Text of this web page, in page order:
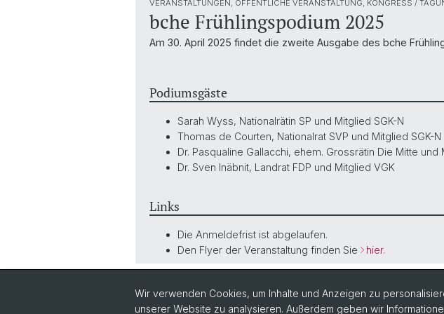
VERANSTALTUNGEN, ÖFFENTLICHE VERANSTALTUNG, KONGRESS /
bche Frühlingspodium 2025
Am 30. April 2025 findet die zweite Ausgabe des bche
Podiumsgäste
Sarah Wyss, Nationalrätin SP und Mitglied SGK-N
Thomas de Courten, Nationalrat SVP und Mitglied SGK-N
Dr. Pasqualine Gallacchi, ehem. Grossrätin Die Mitte und
Dr. Sven Inäbnit, Landrat FDP und Mitglied VGK
Links
Die Anmeldefrist ist abgelaufen.
Den Flyer der Veranstaltung finden Sie
hier.
Zurück
Wir verwenden Cookies, um Inhalte und Anzeigen zu
unserer Website zu analysieren. Außerdem geben wir